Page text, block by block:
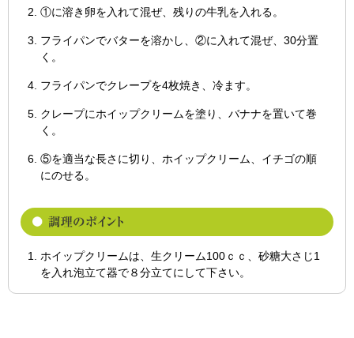
①に溶き卵を入れて混ぜ、残りの牛乳を入れる。
フライパンでバターを溶かし、②に入れて混ぜ、30分置
く。
フライパンでクレープを4枚焼き、冷ます。
クレープにホイップクリームを塗り、バナナを置いて巻
く。
⑤を適当な長さに切り、ホイップクリーム、イチゴの順
にのせる。
ホイップクリームは、生クリーム100ｃｃ、砂糖大さじ1
を入れ泡立て器で８分立てにして下さい。